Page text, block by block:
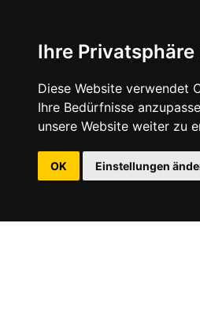
Ihre
Diese Website verwendet
Ihre Bedürfnisse
unsere Website weiter zu
OK Einstellungen